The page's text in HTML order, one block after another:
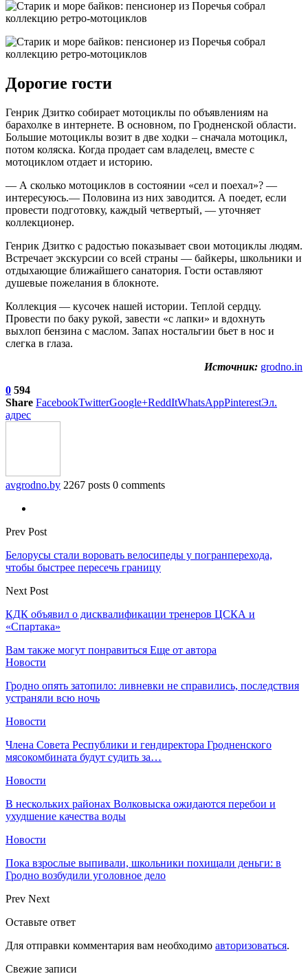
Дорогие гости
Генрик Дзитко собирает мотоциклы по объявлениям на
барахолке в интернете. В основном, по Гродненской области.
Большие мотоциклы возит в две ходки – сначала мотоцикл,
потом коляска. Когда продает сам владелец, вместе с
мотоциклом отдает и историю.
— А сколько мотоциклов в состоянии «сел и поехал»? —
интересуюсь.— Половина из них заводится. А поедет, если
провести подготовку, каждый четвертый, — уточняет
коллекционер.
Генрик Дзитко с радостью показывает свои мотоциклы людям.
Встречает экскурсии со всей страны — байкеры, школьники и
отдыхающие ближайшего санатория. Гости оставляют
душевые пожелания в блокноте.
Коллекция — кусочек нашей истории. Теплой сердцу.
Провести по баку рукой, завести «с лапки» и вдохнуть
выхлоп бензина с маслом. Запах ностальгии бьет в нос и
слегка в глаза.
Источник: grodno.in
0 594
Share FacebookTwitterGoogle+ReddItWhatsAppPinterestЭл.
адрес
avgrodno.by 2267 posts 0 comments
Prev Post
Белорусы стали воровать велосипеды у погранперехода,
чтобы быстрее пересечь границу
Next Post
КДК объявил о дисквалификации тренеров ЦСКА и
«Спартака»
Вам также могут понравиться Еще от автора
Новости
Гродно опять затопило: ливневки не справились, последствия
устраняли всю ночь
Новости
Члена Совета Республики и гендиректора Гродненского
мясокомбината будут судить за…
Новости
В нескольких районах Волковыска ожидаются перебои и
ухудшение качества воды
Новости
Пока взрослые выпивали, школьники похищали деньги: в
Гродно возбудили уголовное дело
Prev Next
Оставьте ответ
Для отправки комментария вам необходимо авторизоваться.
Свежие записи